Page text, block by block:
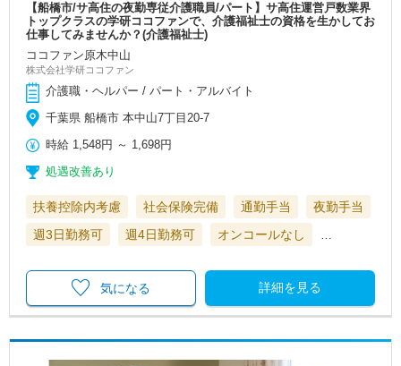
【船橋市/サ高住の夜勤専従介護職員/パート】サ高住運営戸数業界
トップクラスの学研ココファンで、介護福祉士の資格を生かしてお
仕事してみませんか？(介護福祉士)
ココファン原木中山
株式会社学研ココファン
介護職・ヘルパー / パート・アルバイト
千葉県 船橋市 本中山7丁目20-7
時給 1,548円 ～ 1,698円
処遇改善あり
扶養控除内考慮 社会保険完備 通勤手当
夜勤手当
週3日勤務可
週4日勤務可 オンコールなし …
詳細を見る
気になる